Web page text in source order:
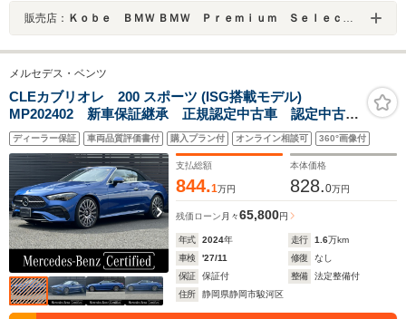
販売店： Ｋｏｂｅ ＢＭＷ ＢＭＷ Ｐｒｅｍｉｕｍ Ｓｅｌｅｃｔｉｏｎ 姫路
メルセデス・ベンツ
CLEカブリオレ 200 スポーツ (ISG搭載モデル)
MP202402 新車保証継承 正規認定中古車 認定中古車
保証2年付き 黒色幌 AMGラインパッケージ レザー
エクスクルーシブパッケージ ドライバーズパッケー
ジ 360°カメラ ACC ブルメスターサラウンドサウン
ドシステム
ディーラー保証 車両品質評価書付 購入プラン付 オンライン相談可 360°画像付
支払総額
844.1万円
本体価格
828.0万円
残価ローン 月々65,800円
年式 2024年 走行 1.6万km
車検
'27/11 修復
なし
保証
保証付 整備
法定整備付
住所
静岡県静岡市駿河区